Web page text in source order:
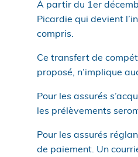
À partir du 1er
Picardie qui devient
compris.
Ce transfert de
proposé, n’implique
Pour les assurés
les prélèvements
Pour les assurés
de paiement. Un